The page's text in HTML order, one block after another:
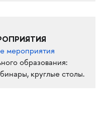
мероприятия
образования:
круглые столы.